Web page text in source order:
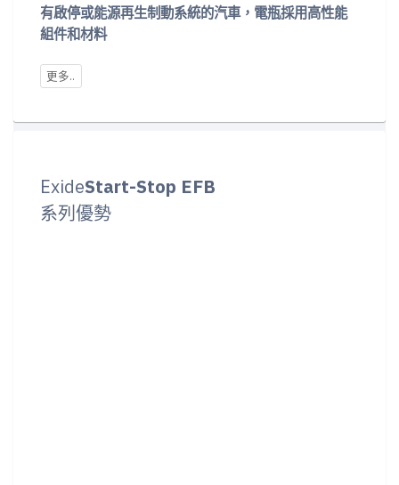
有啟停或能源再生制動系統的汽車，電瓶採用高性能
組件和材料
ExideStart-Stop EFB
系列優勢